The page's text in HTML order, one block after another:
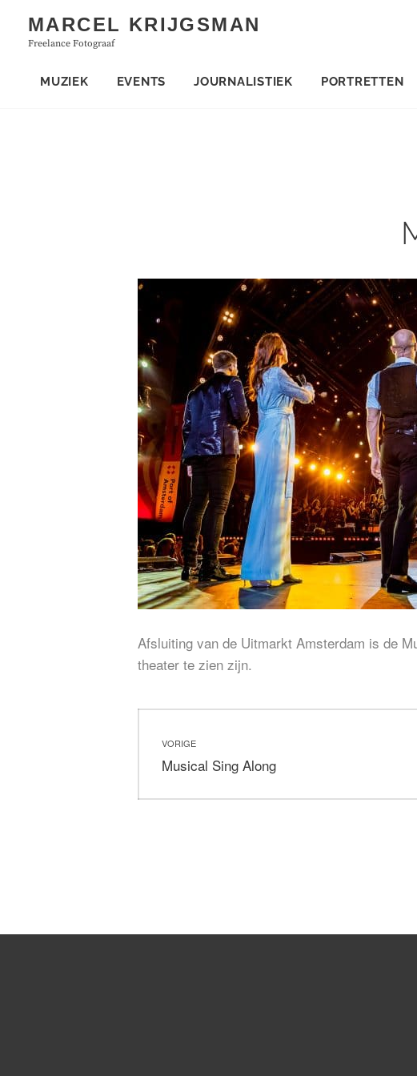
content
MARCEL KRIJGSMAN
Freelance Fotograaf
MUZIEK EVENTS JOURNALISTIEK PORTRETTEN
Afsluiting van de Uitmarkt Amsterdam is de
theater te zien zijn.
navigatie
VORIGE
Vorig
Musical Sing Along